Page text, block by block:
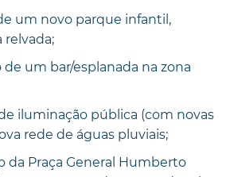
novo parque infantil,
relvada;
um bar/esplanada na zona
pública (com novas
rede de águas pluviais;
Praça General Humberto